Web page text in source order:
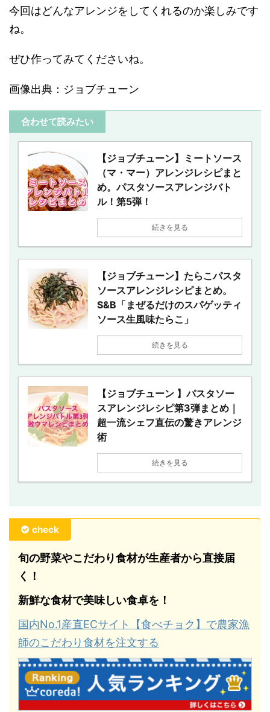
今回はどんなアレンジをしてくれるのか楽しみです
ね。
ぜひ作ってみてくださいね。
画像出典：ジョブチューン
合わせて読みたい
【ジョブチューン】ミートソース
（マ・マー）アレンジレシピまと
め。パスタソースアレンジバト
ル！第5弾！
続きを見る
【ジョブチューン】たらこパスタ
ソースアレンジレシピまとめ。
S&B「まぜるだけのスパゲッティ
ソース生風味たらこ」
続きを見る
【ジョブチューン 】パスタソー
スアレンジレシピ第3弾まとめ｜
超一流シェフ直伝の驚きアレンジ
術
続きを見る
check
旬の野菜やこだわり食材が生産者から直接届
く！
新鮮な食材で美味しい食卓を！
国内No.1産直ECサイト【食べチョク】で農家漁
師のこだわり食材を注文する